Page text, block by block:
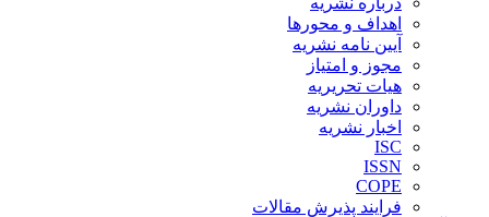
اهداف و محورها
آیین نامه نشریه
مجوز و امتیاز
هیات تحریریه
داوران نشریه
اخبار نشریه
ISC
ISSN
COPE
فرایند پذیرش مقالات